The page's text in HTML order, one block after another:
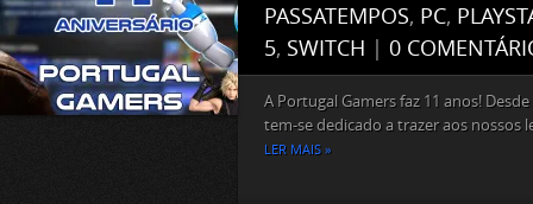
PASSATEMPOS, PC,
5, SWITCH 0
A Portugal Gamers faz 11 anos!
tem-se dedicado a trazer aos nossos
LER MAIS »